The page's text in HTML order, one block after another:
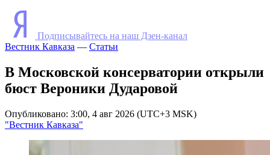
Подписывайтесь на наш Дзен-канал
Вестник Кавказа — Статьи
В Московской консерватории открыли
бюст Вероники Дударовой
Опубликовано: 3:00, 4 авг 2026 (UTC+3 MSK)
"Вестник Кавказа"